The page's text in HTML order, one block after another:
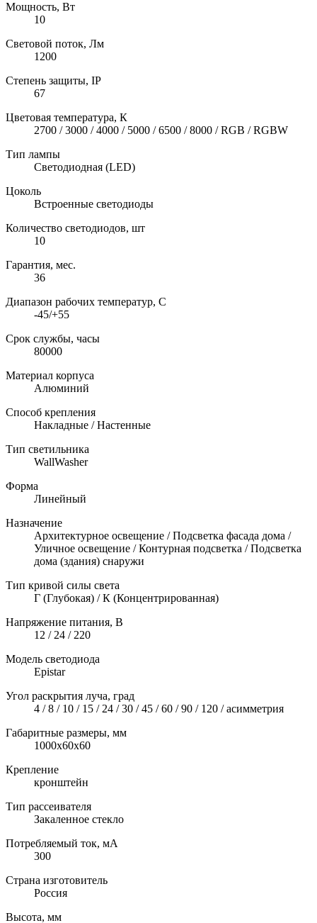
Мощность, Вт
10
Световой поток, Лм
1200
Степень защиты, IP
67
Цветовая температура, К
2700 / 3000 / 4000 / 5000 / 6500 / 8000 / RGB / RGBW
Тип лампы
Светодиодная (LED)
Цоколь
Встроенные светодиоды
Количество светодиодов, шт
10
Гарантия, мес.
36
Диапазон рабочих температур, C
-45/+55
Срок службы, часы
80000
Материал корпуса
Алюминий
Способ крепления
Накладные / Настенные
Тип светильника
WallWasher
Форма
Линейный
Назначение
Архитектурное освещение / Подсветка фасада дома /
Уличное освещение / Контурная подсветка / Подсветка
дома (здания) снаружи
Тип кривой силы света
Г (Глубокая) / К (Концентрированная)
Напряжение питания, В
12 / 24 / 220
Модель светодиода
Epistar
Угол раскрытия луча, град
4 / 8 / 10 / 15 / 24 / 30 / 45 / 60 / 90 / 120 / асимметрия
Габаритные размеры, мм
1000x60x60
Крепление
кронштейн
Тип рассеивателя
Закаленное стекло
Потребляемый ток, мА
300
Страна изготовитель
Россия
Высота, мм